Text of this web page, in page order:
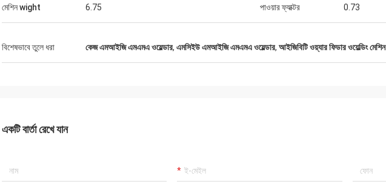
মেশিন wight 6.75 পাওয়ার ফ্যাক্টর 0.73
বিশেষভাবে তুলে ধরা কেজ এমআইজি এমএমএ ওয়েল্ডার, এমসিইউ এমআইজি এমএমএ ওয়েল্ডার, আইজিবিটি ওয়্যার ফিডার ওয়েল্ডিং মেশিন
একটি বার্তা রেখে যান